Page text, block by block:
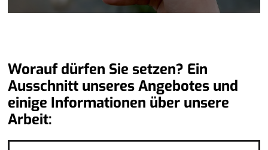
Worauf dürfen Sie setzen? Ein
Ausschnitt unseres Angebotes und
einige Informationen über unsere
Arbeit: